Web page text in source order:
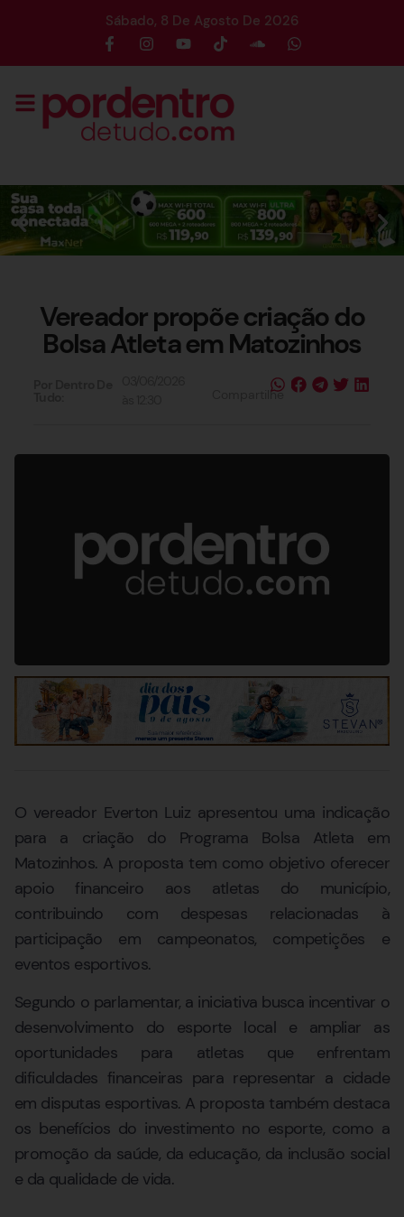
Sábado, 8 De Agosto De 2026
Vereador propõe criação do
Bolsa Atleta em Matozinhos
Compartilhe
O vereador Everton Luiz apresentou uma indicação
para a criação do Programa Bolsa Atleta em
Matozinhos. A proposta tem como objetivo oferecer
apoio financeiro aos atletas do município,
contribuindo com despesas relacionadas à
participação em campeonatos, competições e
eventos esportivos.
Segundo o parlamentar, a iniciativa busca incentivar o
desenvolvimento do esporte local e ampliar as
oportunidades para atletas que enfrentam
dificuldades financeiras para representar a cidade
em disputas esportivas. A proposta também destaca
os benefícios do investimento no esporte, como a
promoção da saúde, da educação, da inclusão social
e da qualidade de vida.